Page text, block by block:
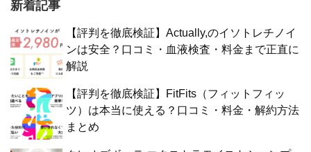
新着記事
【評判を徹底検証】Actually,のイソトレチノイ
ンは安全？口コミ・血液検査・料金まで正直に
解説
【評判を徹底検証】FitFits（フィットフィッ
ツ）は本当に使える？口コミ・料金・解約方法
まとめ